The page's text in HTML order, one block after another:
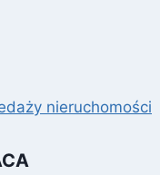
nieruchomości